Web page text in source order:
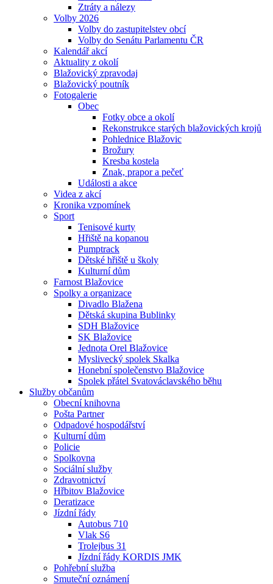
Ztráty a nálezy
Volby 2026
Volby do zastupitelstev obcí
Volby do Senátu Parlamentu ČR
Kalendář akcí
Aktuality z okolí
Blažovický zpravodaj
Blažovický poutník
Fotogalerie
Obec
Fotky obce a okolí
Rekonstrukce starých blažovických krojů
Pohlednice Blažovic
Brožury
Kresba kostela
Znak, prapor a pečeť
Události a akce
Videa z akcí
Kronika vzpomínek
Sport
Tenisové kurty
Hřiště na kopanou
Pumptrack
Dětské hřiště u školy
Kulturní dům
Farnost Blažovice
Spolky a organizace
Divadlo Blažena
Dětská skupina Bublinky
SDH Blažovice
SK Blažovice
Jednota Orel Blažovice
Myslivecký spolek Skalka
Honební společenstvo Blažovice
Spolek přátel Svatováclavského běhu
Služby občanům
Obecní knihovna
Pošta Partner
Odpadové hospodářství
Kulturní dům
Policie
Spolkovna
Sociální služby
Zdravotnictví
Hřbitov Blažovice
Deratizace
Jízdní řády
Autobus 710
Vlak S6
Trolejbus 31
Jízdní řády KORDIS JMK
Pohřební služba
Smuteční oznámení